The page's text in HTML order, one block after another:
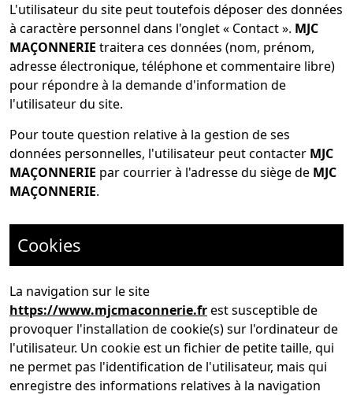
L'utilisateur du site peut toutefois déposer des données
à caractère personnel dans l'onglet « Contact ». MJC
MAÇONNERIE traitera ces données (nom, prénom,
adresse électronique, téléphone et commentaire libre)
pour répondre à la demande d'information de
l'utilisateur du site.
Pour toute question relative à la gestion de ses
données personnelles, l'utilisateur peut contacter MJC
MAÇONNERIE par courrier à l'adresse du siège de MJC
MAÇONNERIE.
Cookies
La navigation sur le site
https://www.mjcmaconnerie.frest susceptible de
provoquer l'installation de cookie(s) sur l'ordinateur de
l'utilisateur. Un cookie est un fichier de petite taille, qui
ne permet pas l'identification de l'utilisateur, mais qui
enregistre des informations relatives à la navigation